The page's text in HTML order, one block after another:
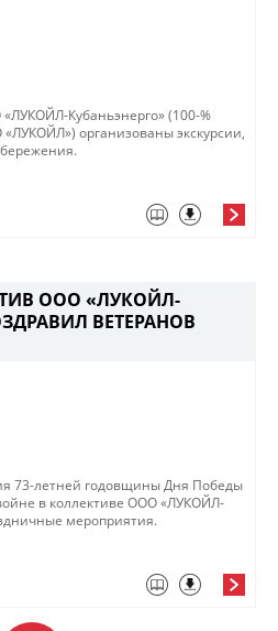
Кубаньэнерго» (100-%
организованы экскурсии,
ООО «ЛУКОЙЛ-
ВЕТЕРАНОВ
73-летней годовщины Дня Победы
в коллективе ООО «ЛУКОЙЛ-
мероприятия.